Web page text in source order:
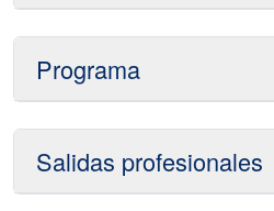
Programa
Salidas profesionales